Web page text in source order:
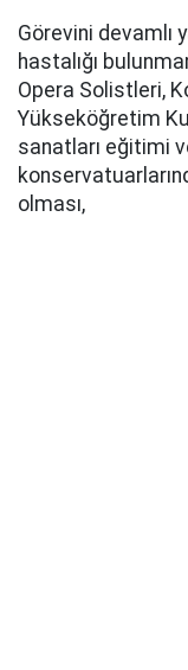
Görevini devamlı
hastalığı
Opera Solistleri,
Yükseköğretim
sanatları eğitimi
olması,